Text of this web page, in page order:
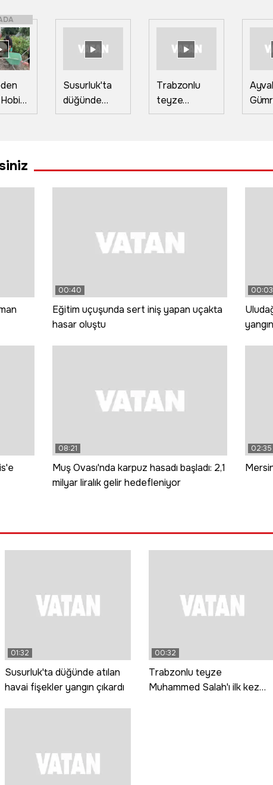
Susurluk'ta
düğünde
atılan havai
Trabzonlu
teyze
Muhammed
güççük
00:40
Eğitim uçuşunda sert iniş yapan uçakta
hasar oluştu
00:03
08:21
Muş Ovası'nda karpuz hasadı başladı: 2,1
milyar liralık gelir hedefleniyor
02:35
01:32
Susurluk'ta düğünde atılan
havai fişekler yangın çıkardı
00:32
Trabzonlu teyze
Muhammed Salah'ı ilk kez